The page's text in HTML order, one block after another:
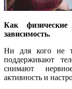
Как
зависимость.
Ни для кого не
поддерживают
снимают
активность и